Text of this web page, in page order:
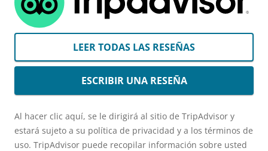
LEER TODAS LAS RESEÑAS
ESCRIBIR UNA RESEÑA
Al hacer clic aquí, se le dirigirá al sitio de TripAdvisor y
estará sujeto a su política de privacidad y a los términos de
uso. TripAdvisor puede recopilar información sobre usted